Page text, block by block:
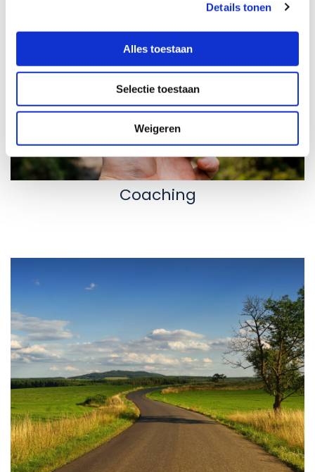
Details tonen
Alles toestaan
Selectie toestaan
Weigeren
Coaching